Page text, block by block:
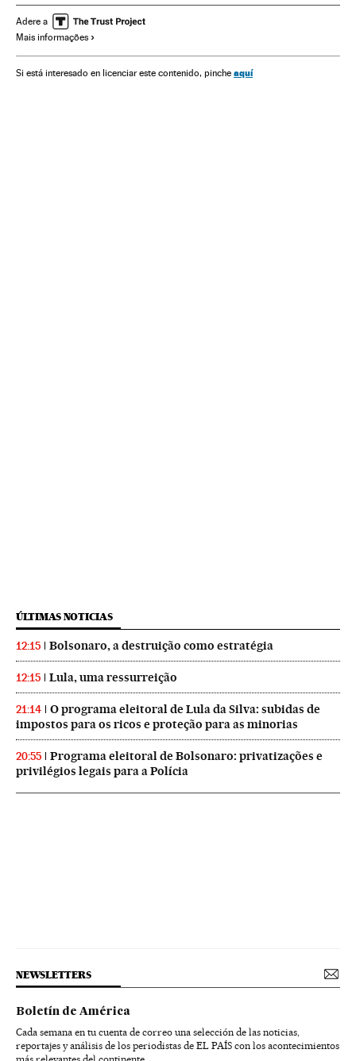
Eleições Brasil 2018 Jair Bolsonaro
Ciro Gomes
Manuela d’Ávila Álvaro Dias Flávio Rocha Eleições
Adere a
Mais informações
Si está interesado en licenciar este contenido, pinche aquí
ÚLTIMAS NOTICIAS
12:15 Bolsonaro, a destruição como estratégia
12:15 Lula, uma ressurreição
21:14
O programa eleitoral de Lula da Silva: subidas de
impostos para os ricos e proteção para as minorias
20:55
Programa eleitoral de Bolsonaro: privatizações e
privilégios legais para a Polícia
NEWSLETTERS
Boletín de América
Cada semana en tu cuenta de correo una selección de las noticias,
reportajes y análisis de los periodistas de EL PAÍS con los acontecimientos